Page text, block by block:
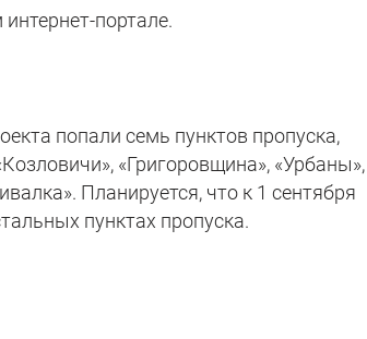
портале.
попали семь пунктов пропуска,
«Григоровщина», «Урбаны»,
Планируется, что к 1 сентября
пунктах пропуска.